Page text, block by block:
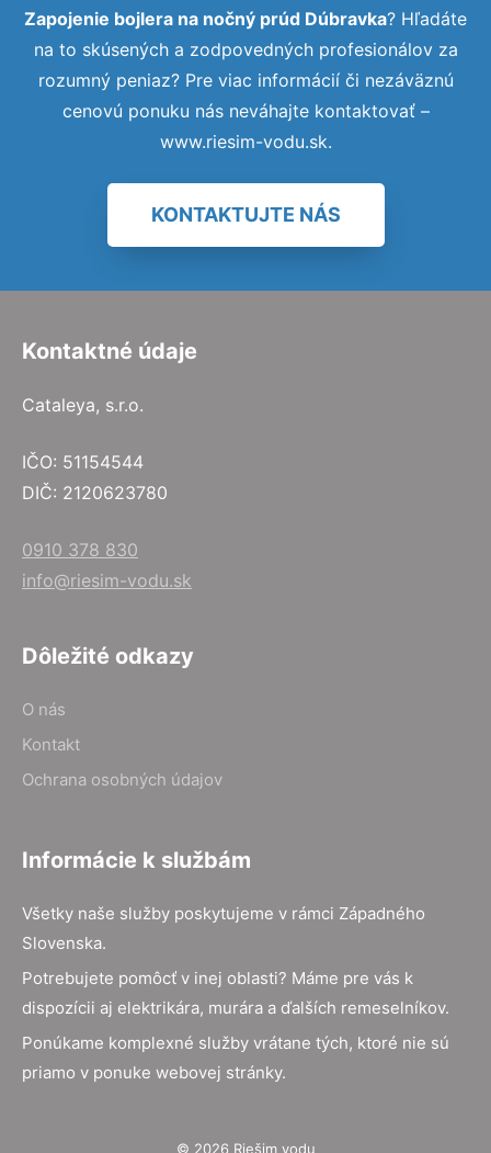
Zapojenie bojlera na nočný prúd Dúbravka? Hľadáte
na to skúsených a zodpovedných profesionálov za
rozumný peniaz? Pre viac informácií či nezáväznú
cenovú ponuku nás neváhajte kontaktovať –
www.riesim-vodu.sk.
KONTAKTUJTE NÁS
Kontaktné údaje
Cataleya, s.r.o.
IČO: 51154544
DIČ: 2120623780
0910 378 830
info@riesim-vodu.sk
Dôležité odkazy
O nás
Kontakt
Ochrana osobných údajov
Informácie k službám
Všetky naše služby poskytujeme v rámci Západného
Slovenska.
Potrebujete pomôcť v inej oblasti? Máme pre vás k
dispozícii aj elektrikára, murára a ďalších remeselníkov.
Ponúkame komplexné služby vrátane tých, ktoré nie sú
priamo v ponuke webovej stránky.
© 2026 Riešim vodu